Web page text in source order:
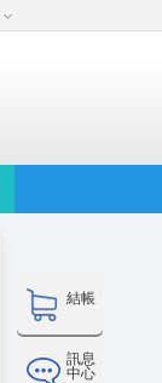
結帳
訊息
中心